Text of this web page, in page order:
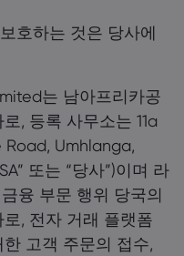
markets.com 소개
markets.com 이용
글로벌 서비스 제공
그룹 소개
어워드 및 미디어
도움말 & 고객센터
지원 문의하기
고객의 소리
데이터 & 보안
온라인 안전
쿠키 공개
법률 모음집
법률 모음집
호하는 것은 당사에
는 남아프리카공
, 등록 사무소는 11a
Road, Umhlanga,
또는 “당사”)이며 라
융 부문 행위 당국의
, 전자 거래 플랫폼
고객 주문의 접수,